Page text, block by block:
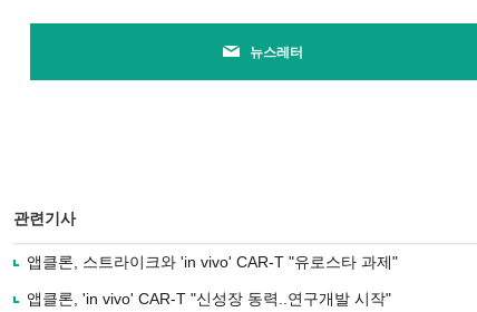
뉴스레터
관련기사
앱클론, 스트라이크와 'in vivo' CAR-T "유로스타 과제"
앱클론, 'in vivo' CAR-T "신성장 동력..연구개발 시작"